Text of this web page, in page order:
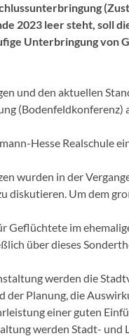
2023 leer steht, soll
Unterbringung von
und den aktuellen
(Bodenfeldkonferenz)
Hesse Realschule
wurden in der
diskutieren. Um dem
Geflüchtete im
über dieses
werden die
der Planung, die
einer guten
werden Stadt- und